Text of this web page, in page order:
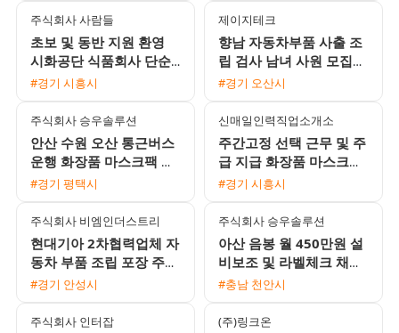
주식회사 사람들
초보 및 동반 지원 환영
시화공단 식품회사 단순
생산 포장 당일 지급 가능
#경기 시흥시
제이지테크
향남 자동차부품 사출 조
립 검사 남녀 사원 모집
월 450만원 이상 가능 쾌
#경기 오산시
주식회사 승우솔루션
안산 수원 오산 통근버스
운행 화장품 마스크팩 포
장 및 검사 모집 (주간
#경기 평택시
신매일인력직업소개소
주간고정 선택 근무 및 주
급 지급 화장품 마스크팩
제조 포장 여성 사원 모집
#경기 시흥시
주식회사 비엠인더스트리
현대기아 2차협력업체 자
동차 부품 조립 포장 주간
고정 사원 모집
#경기 안성시
주식회사 승우솔루션
아산 음봉 월 450만원 설
비보조 및 라벨체크 채용
상여금 150퍼센트 초보
#충남 천안시
주식회사 인터잡 (주)링크온